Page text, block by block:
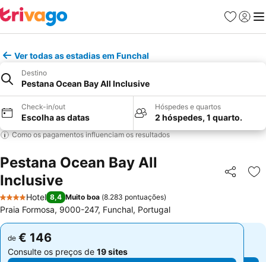
Favoritos
Iniciar
Ver todas as estadias em Funchal
Destino
Pestana Ocean Bay All Inclusive
Check-in/out
Escolha as datas
Hóspedes e quartos
2 hóspedes, 1 quarto.
Como os pagamentos influenciam os resultados
Pestana Ocean Bay All
Inclusive
Partilhar
4 Estrelas
Hotel 8,4 Muito boa (8.283 pontuações)
Praia Formosa, 9000-247, Funchal, Portugal
de € 146
Consulte os preços de 19 sites
de € 146
Consulte os preços de 19 sites